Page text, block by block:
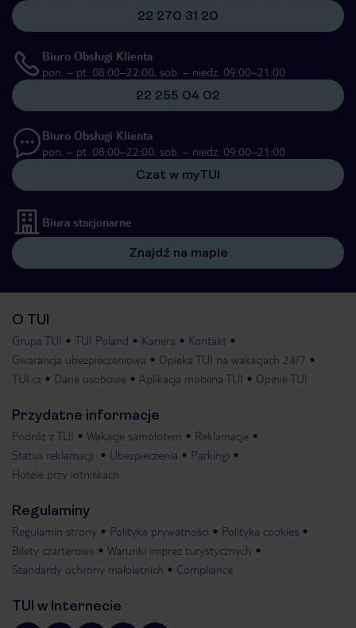
22 270 31 20
Biuro Obsługi Klienta
pon. – pt. 08:00–22:00, sob. – niedz. 09:00–21:00
22 255 04 02
Biuro Obsługi Klienta
pon. – pt. 08:00–22:00, sob. – niedz. 09:00–21:00
Czat w myTUI
Biura stacjonarne
Znajdź na mapie
O TUI
Grupa TUI TUI Poland Kariera
Kontakt
Gwarancja ubezpieczeniowa
Opieka TUI na wakacjach 24/7
TUI.cz
Dane osobowe Aplikacja mobilna TUI Opinie TUI
Przydatne informacje
Podróż z TUI Wakacje samolotem
Reklamacje
Status reklamacji
Ubezpieczenia
Parkingi
Hotele przy lotniskach
Regulaminy
Regulamin strony Polityka prywatności
Polityka cookies
Bilety czarterowe
Warunki imprez turystycznych
Standardy ochrony małoletnich
Compliance
TUI w Internecie